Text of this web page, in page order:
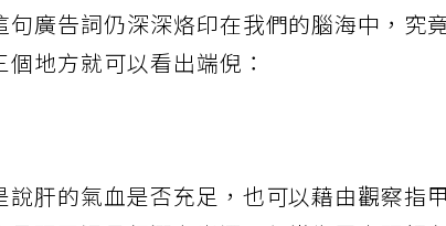
句廣告詞仍深深烙印在我們的腦海中，究
地方就可以看出端倪：
肝的氣血是否充足，也可以藉由觀察指甲